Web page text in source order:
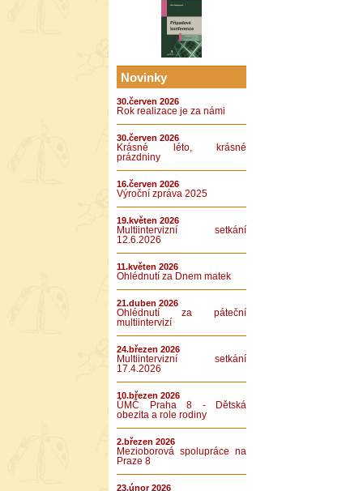
Novinky
30.červen 2026
Rok realizace je za námi
30.červen 2026
Krásné léto, krásné
prázdniny
16.červen 2026
Výroční zpráva 2025
19.květen 2026
Multiintervizní setkání
12.6.2026
11.květen 2026
Ohlédnutí za Dnem matek
21.duben 2026
Ohlédnutí za páteční
multiintervizí
24.březen 2026
Multiintervizní setkání
17.4.2026
10.březen 2026
ÚMČ Praha 8 - Dětská
obezita a role rodiny
2.březen 2026
Mezioborová spolupráce na
Praze 8
23.únor 2026